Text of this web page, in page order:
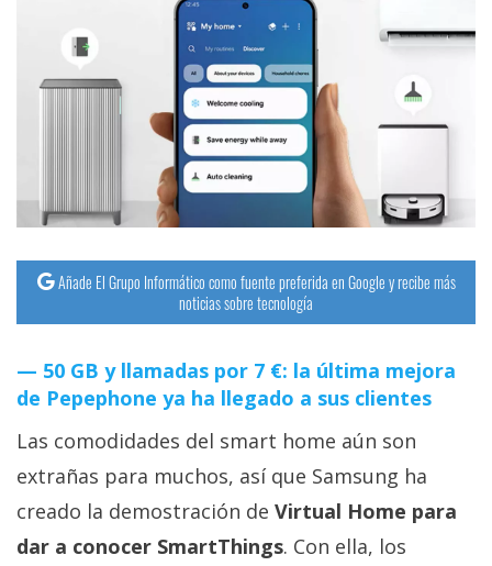
Añade El Grupo Informático como fuente preferida en Google y recibe más
noticias sobre tecnología
50 GB y llamadas por 7 €: la última mejora
de Pepephone ya ha llegado a sus clientes
Las comodidades del smart home aún son
extrañas para muchos, así que Samsung ha
creado la demostración de Virtual Home para
dar a conocer SmartThings. Con ella, los